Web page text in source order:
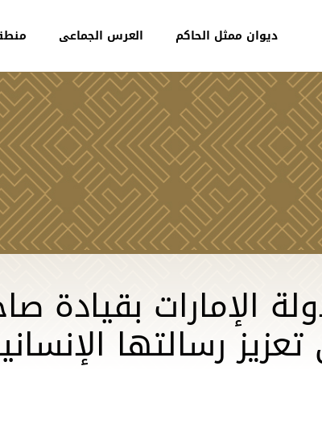
ديوان ممثل الحاكم العرس الجماعى
الإمارات بقيادة
رسالتها